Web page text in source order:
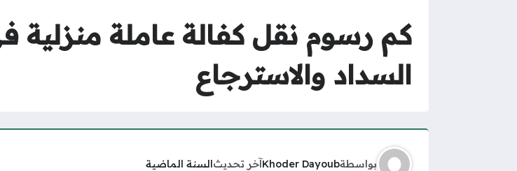
السداد والاسترجاع
بواسطةKhoder Dayoubآخر تحديثالسنة الماضية